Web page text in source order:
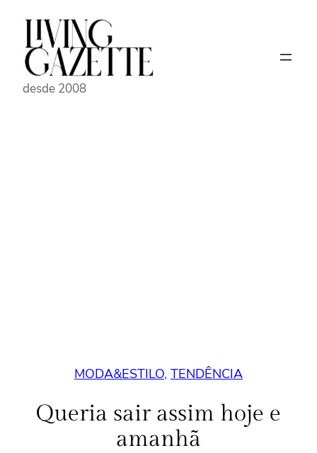
Pular
conteúdo
desde 2008
MODA&ESTILO, TENDÊNCIA
Queria sair assim hoje e
amanhã